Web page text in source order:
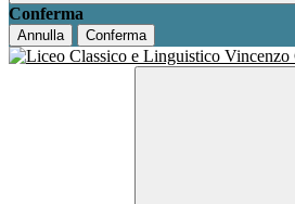
Conferma
Annulla Conferma